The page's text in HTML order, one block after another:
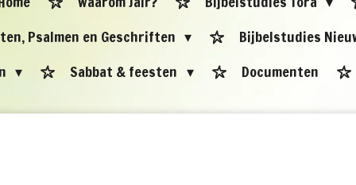
Psalmen en Geschriften
Bijbelstudies
Sabbat & feesten Documenten